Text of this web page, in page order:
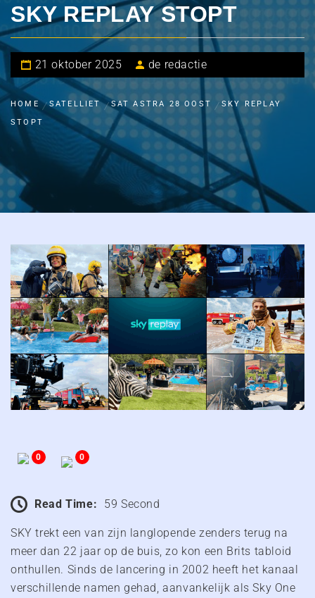
SKY REPLAY STOPT
21 oktober 2025 de redactie
HOME SATELLIET SAT ASTRA 28 OOST
SKY REPLAY
STOPT
0 0
Read Time: 59 Second
SKY trekt een van zijn langlopende zenders terug na
meer dan 22 jaar op de buis, zo kon een Brits tabloid
onthullen. Sinds de lancering in 2002 heeft het kanaal
verschillende namen gehad, aanvankelijk als Sky One